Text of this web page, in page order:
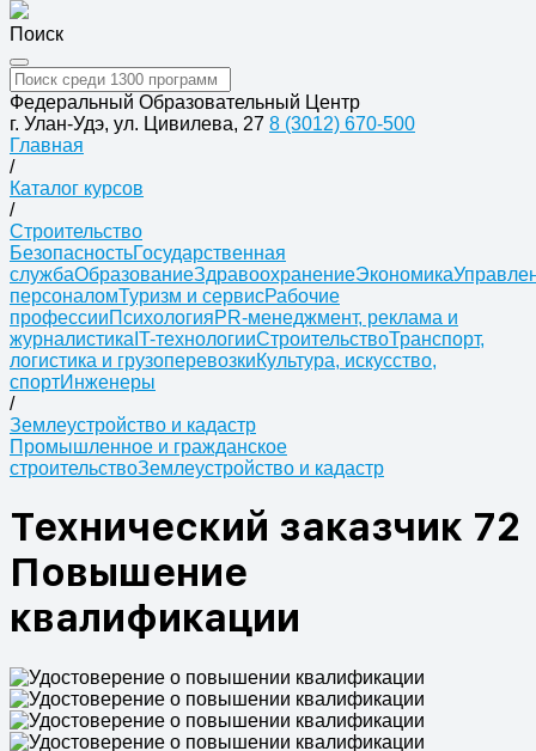
Поиск
Федеральный Образовательный Центр
г. Улан-Удэ, ул. Цивилева, 27 8 (3012) 670-500
Главная
/
Каталог курсов
/
Строительство
БезопасностьГосударственная
службаОбразованиеЗдравоохранениеЭкономика
персоналомТуризм и сервисРабочие
профессииПсихологияPR-менеджмент, реклама и
журналистика IT-технологииСтроительствоТранспорт,
логистика и грузоперевозкиКультура, искусство,
спортИнженеры
/
Землеустройство и кадастр
Промышленное и гражданское
строительствоЗемлеустройство и кадастр
Технический заказчик 72
Повышение
квалификации